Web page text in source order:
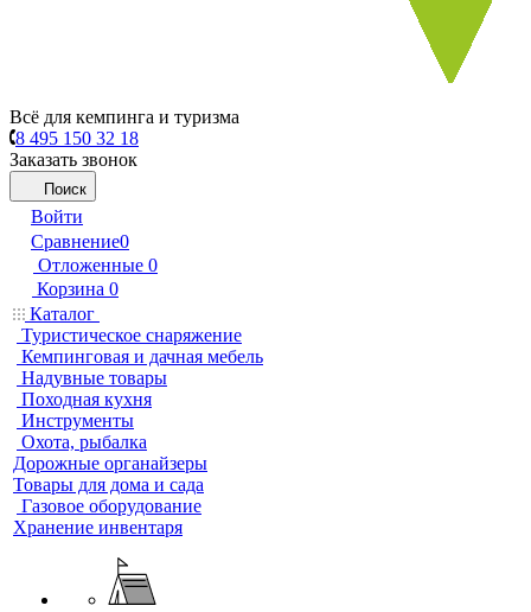
Всё для кемпинга и туризма
8 495 150 32 18
Заказать звонок
Поиск
Войти
Сравнение0
Отложенные 0
Корзина 0
Каталог
Туристическое снаряжение
Кемпинговая и дачная мебель
Надувные товары
Походная кухня
Инструменты
Охота, рыбалка
Дорожные органайзеры
Товары для дома и сада
Газовое оборудование
Хранение инвентаря